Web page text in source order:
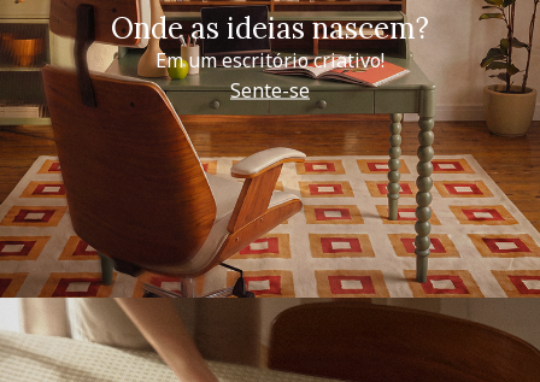
Onde as ideias nascem?
Em um escritório criativo!
Sente-se